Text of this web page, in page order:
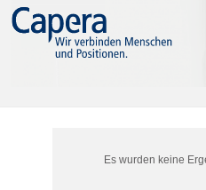
Es wurden keine